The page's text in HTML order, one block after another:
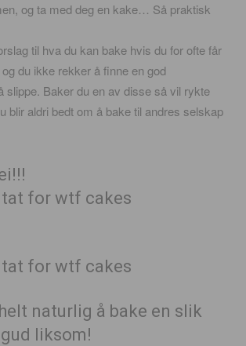
og ta med deg en kake… Så praktisk
til hva du kan bake hvis du for ofte får
du ikke rekker å finne en god
slippe. Baker du en av disse så vil rykte
blir aldri bedt om å bake til andres selskap
naturlig å bake en slik
liksom!